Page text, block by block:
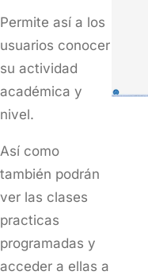
Permite así a los
usuarios conocer
su actividad
académica y
nivel.
Así como
también podrán
ver las clases
practicas
programadas y
acceder a ellas a